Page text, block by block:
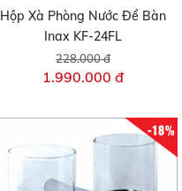
Hộp Xà Phòng Nước Để Bàn
Inax KF-24FL
228.000 đ
1.990.000 đ
-18%